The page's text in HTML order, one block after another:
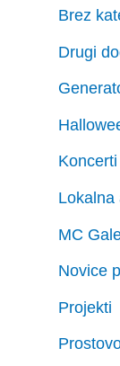
Brez
Drugi
Lokalna
MC
Novice
Projekti